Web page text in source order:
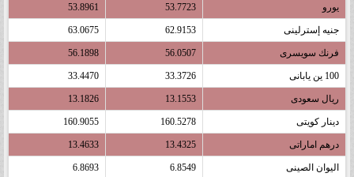
يورو 53.7723
53.8961
جنيه إسترلينى 62.9153
63.0675
فرنك سويسرى 56.0507
56.1898
100 ين يابانى 33.3726
33.4470
ريال سعودى 13.1553
13.1826
دينار كويتى 160.5278
160.9055
درهم اماراتى 13.4325
13.4633
اليوان الصينى 6.8549
6.8693